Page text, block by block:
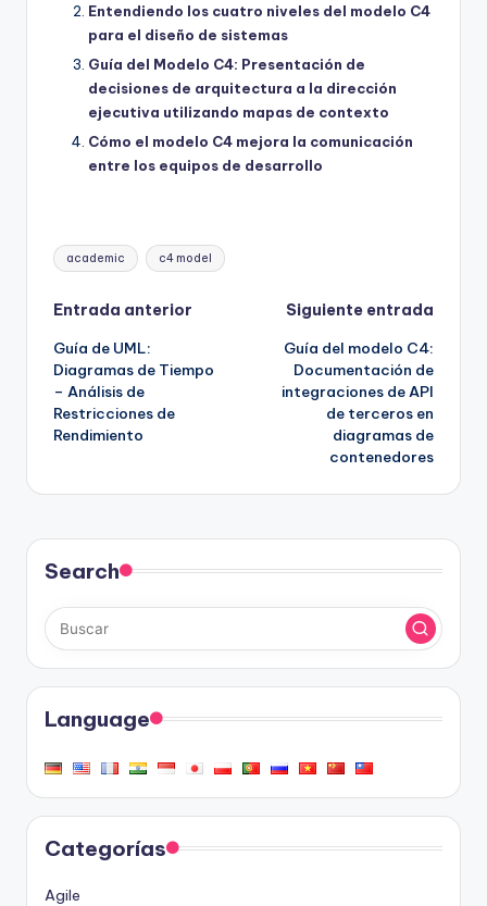
Entendiendo los cuatro niveles del modelo C4
para el diseño de sistemas
Guía del Modelo C4: Presentación de
decisiones de arquitectura a la dirección
ejecutiva utilizando mapas de contexto
Cómo el modelo C4 mejora la comunicación
entre los equipos de desarrollo
Etiquetas:
academic c4 model
Navegación
de
entradas
Entrada anterior
Guía de UML:
Diagramas de Tiempo
– Análisis de
Restricciones de
Rendimiento
Siguiente entrada
Guía del modelo C4:
Documentación de
integraciones de API
de terceros en
diagramas de
contenedores
Search
Language
Categorías
Agile